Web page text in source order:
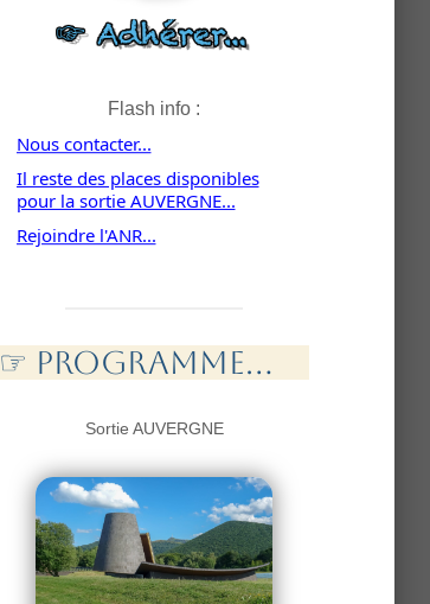
Flash info :
Nous contacter...
Il reste des places disponibles
pour la sortie AUVERGNE...
Rejoindre l'ANR...
Nous contacter...
☞ PROGramme...
Sortie AUVERGNE